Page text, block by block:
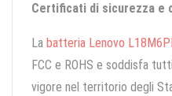
Certificati di sicurezza e
La batteria Lenovo
FCC e ROHS e soddisfa
vigore nel territorio degli